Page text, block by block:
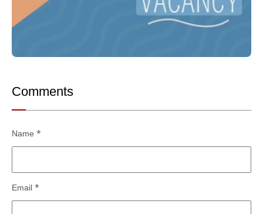
Comments
Name *
Email *